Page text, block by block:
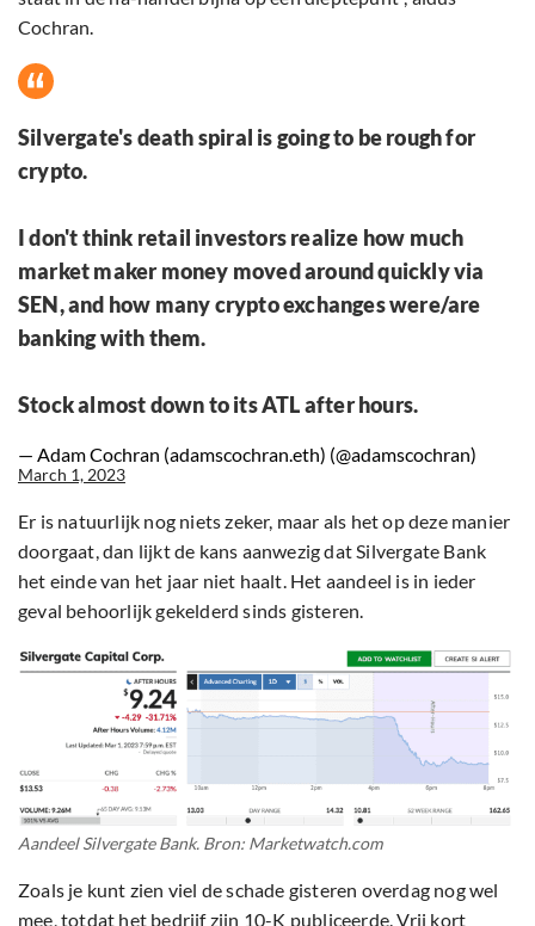
Cochran.
Silvergate's death spiral is going to be rough for
crypto.
I don't think retail investors realize how much
market maker money moved around quickly via
SEN, and how many crypto exchanges were/are
banking with them.
Stock almost down to its ATL after hours.
— Adam Cochran (adamscochran.eth) (@adamscochran)
March 1, 2023
Er is natuurlijk nog niets zeker, maar als het op deze manier
doorgaat, dan lijkt de kans aanwezig dat Silvergate Bank
het einde van het jaar niet haalt. Het aandeel is in ieder
geval behoorlijk gekelderd sinds gisteren.
Aandeel Silvergate Bank. Bron: Marketwatch.com
Zoals je kunt zien viel de schade gisteren overdag nog wel
mee, totdat het bedrijf zijn 10-K publiceerde. Vrij kort